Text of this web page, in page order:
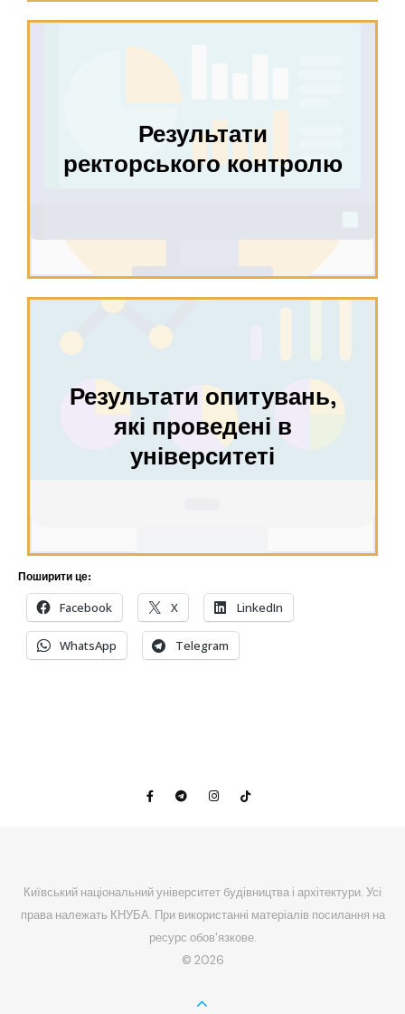
Результати
ректорського контролю
Результати опитувань,
які проведені в
університеті
Поширити це:
Facebook X LinkedIn
WhatsApp Telegram
Київський національний університет будівництва і архітектури. Усі
права належать КНУБА. При використанні матеріалів посилання на
ресурс обов'язкове.
© 2026